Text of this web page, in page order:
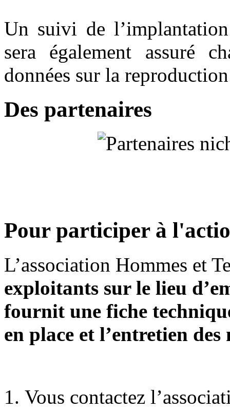
Un suivi de
sera également assuré
données sur la reproduction
Des partenaires
Pour participer à
L’association Hommes et
exploitants sur le lieu
fournit une fiche
en place et l’entretien
Vous contactez